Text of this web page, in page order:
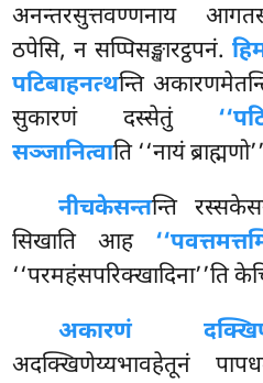
अनन्तरसुत्तवण्णनाय
ठपेसि, न सप्पिसङ्खारट्ठपनं.
पटिबाहनत्थन्ति
सुकारणं दस्सेतुं
सञ्जानित्वाति ‘‘नायं
नीचकेसन्तन्ति
सिखाति आह
‘‘परमहंसपरिक्खादिना’’ति
अकारणं
अदक्खिणेय्यभावहेतूनं